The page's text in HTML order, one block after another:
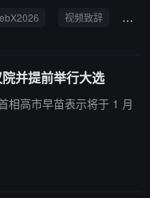
视频致辞 东京
并提前举行大选
相高市早苗表示将于 1 月